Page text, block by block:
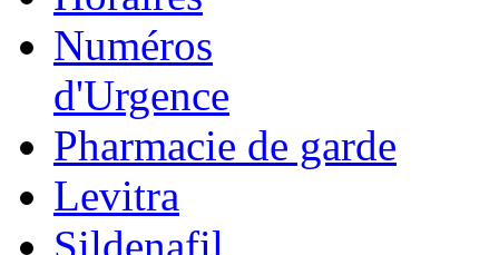
Numéros
d'Urgence
Pharmacie de garde
Levitra
Sildenafil